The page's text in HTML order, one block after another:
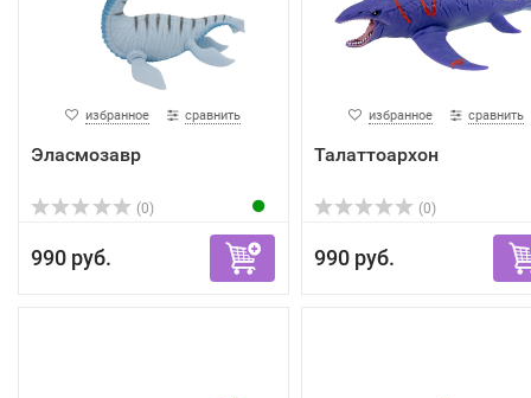
избранное сравнить
Эласмозавр
(0)
990 руб.
избранное сравнить
Талаттоархон
(0)
990 руб.